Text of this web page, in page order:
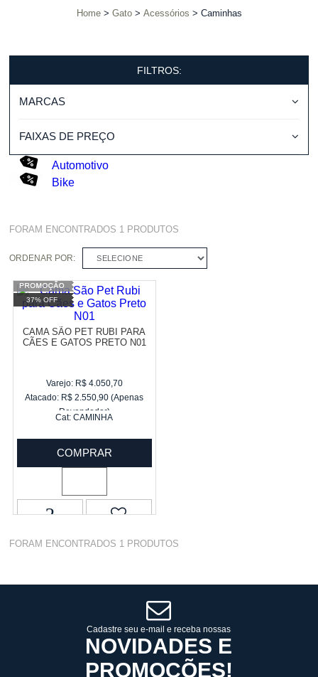
Home Gato Acessórios Caminhas
FILTROS:
MARCAS
FAIXAS DE PREÇO
Automotivo
Bike
FORAM ENCONTRADOS 1 PRODUTOS
ORDENAR POR: SELECIONE
37% OFF
CAMA SÃO PET RUBI PARA
CÃES E GATOS PRETO N01
Varejo: R$ 4.050,70
Atacado: R$ 2.550,90 (Apenas
Revendedor)
Cat:CAMINHA
COMPRAR
FORAM ENCONTRADOS 1 PRODUTOS
Cadastre seu e-mail e receba nossas
NOVIDADES E
PROMOÇÕES!